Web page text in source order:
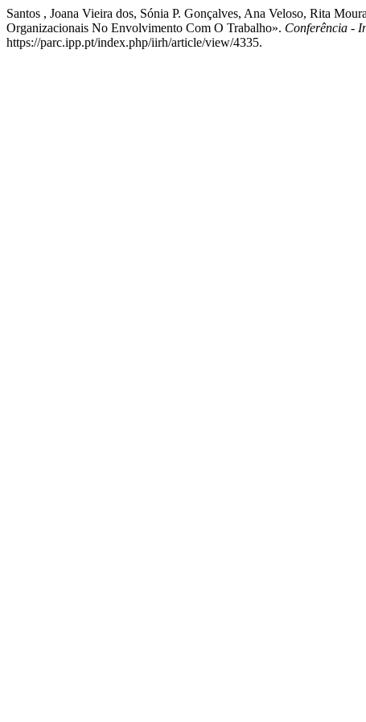
Santos , Joana Vieira dos, Sónia P. Gonçalves, Ana Veloso, Rita
Organizacionais No Envolvimento Com O Trabalho». Conferência -
https://parc.ipp.pt/index.php/iirh/article/view/4335.